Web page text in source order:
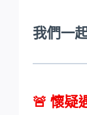
我們一
🚨 懷疑